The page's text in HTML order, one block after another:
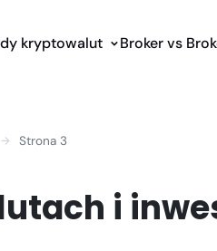
kryptowalut Broker vs
Strona 3
i